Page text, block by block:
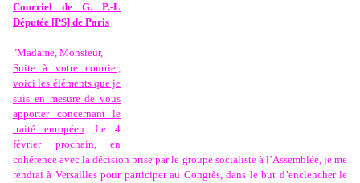
Courriel de G. P.-L
Députée [PS] de Paris
"Madame, Monsieur,
Suite à votre courrier,
voici les éléments que je
suis en mesure de vous
apporter concernant le
traité européen. Le 4
février prochain, en
cohérence avec la décision prise par le groupe socialiste à l’Assemblée, je me
rendrai à Versailles pour participer au Congrès, dans le but d’enclencher le